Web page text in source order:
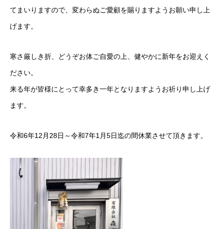
てまいりますので、変わらぬご愛顧を賜りますようお願い申し上
げます。
寒さ厳しき折、どうぞお体ご自愛の上、健やかに新年をお迎えく
ださい。
来る年が皆様にとって幸多き一年となりますようお祈り申し上げ
ます。
令和6年12月28日～令和7年1月5日迄の間休業させて頂きます。